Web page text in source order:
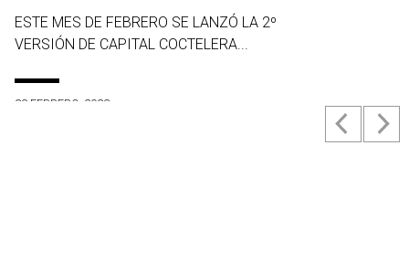
ESTE MES DE FEBRERO SE LANZÓ LA 2º
VERSIÓN DE CAPITAL COCTELERA...
23 FEBRERO, 2022